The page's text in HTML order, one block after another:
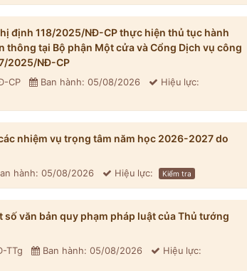
định 118/2025/NĐ-CP thực hiện thủ tục hành
tại Bộ phận Một cửa và Cổng Dịch vụ công
2025/NĐ-CP
CP Ban hành: 05/08/2026 Hiệu lực:
nhiệm vụ trọng tâm năm học 2026-2027 do
hành: 05/08/2026 Hiệu lực: Kiểm tra
văn bản quy phạm pháp luật của Thủ tướng
TTg Ban hành: 05/08/2026 Hiệu lực: